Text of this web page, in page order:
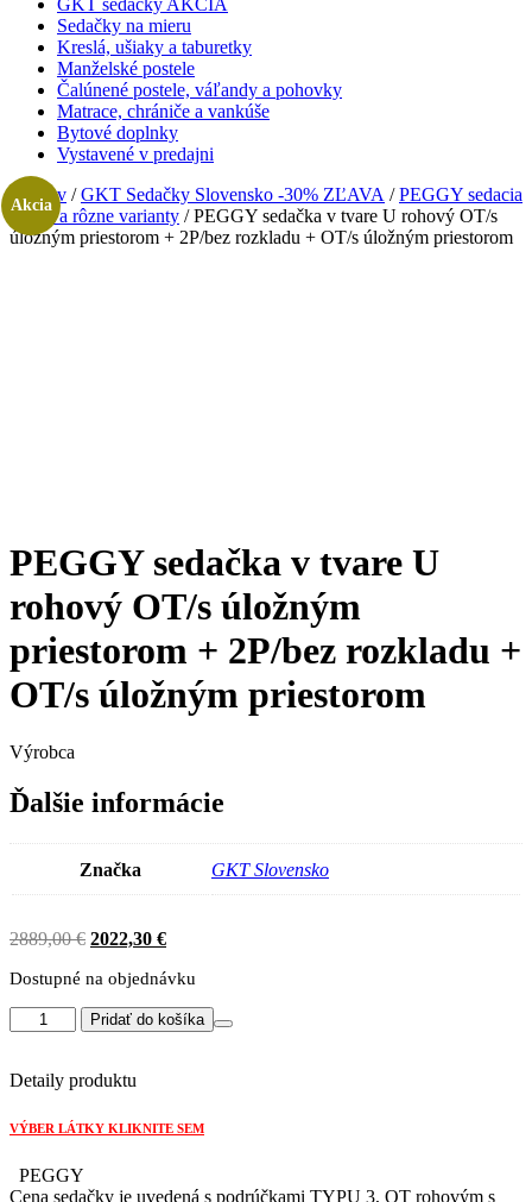
GKT sedačky AKCIA
Sedačky na mieru
Kreslá, ušiaky a taburetky
Manželské postele
Čalúnené postele, váľandy a pohovky
Matrace, chrániče a vankúše
Bytové doplnky
Vystavené v predajni
Domov /GKT Sedačky Slovensko -30% ZĽAVA /PEGGY sedacia
súprava rôzne varianty / PEGGY sedačka v tvare U rohový OT/s
úložným priestorom + 2P/bez rozkladu + OT/s úložným priestorom
Akcia
PEGGY sedačka v tvare U
rohový OT/s úložným
priestorom + 2P/bez rozkladu +
OT/s úložným priestorom
Výrobca
Ďalšie informácie
Značka GKT Slovensko
2889,00€ Original
was:
2022,30 €Current
is:
Dostupné na objednávku
množstvo
PEGGY
v
U
OT/s
úložným
Pridať do košíka
Detaily produktu
VÝBER LÁTKY KLIKNITE SEM
PEGGY
Cena sedačky je uvedená s podrúčkami TYPU 3, OT rohovým s